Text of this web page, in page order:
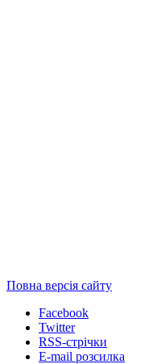
Повна версія сайту
Facebook
Twitter
RSS-стрічки
E-mail розсилка